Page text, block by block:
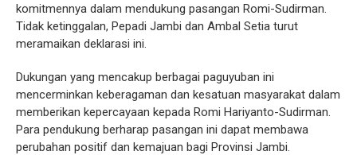
komitmennya dalam mendukung pasangan Romi-Sudirman.
Tidak ketinggalan, Pepadi Jambi dan Ambal Setia turut
meramaikan deklarasi ini.
Dukungan yang mencakup berbagai paguyuban ini
mencerminkan keberagaman dan kesatuan masyarakat dalam
memberikan kepercayaan kepada Romi Hariyanto-Sudirman.
Para pendukung berharap pasangan ini dapat membawa
perubahan positif dan kemajuan bagi Provinsi Jambi.